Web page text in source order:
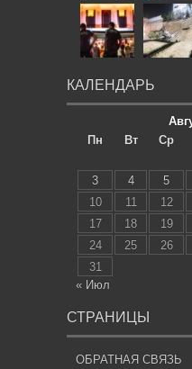
КАЛЕНДАРЬ
Пн
Вт Ср
3
4 5
10
11 12
17
18 19
24
25 26
31
« Июл
СТРАНИЦЫ
ОБРАТНАЯ СВЯЗЬ